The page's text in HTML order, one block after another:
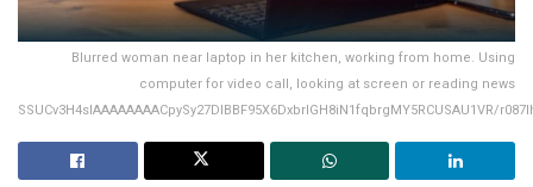
Blurred woman near laptop in her kitchen, working from home. Using
computer for video call, looking at screen or reading news